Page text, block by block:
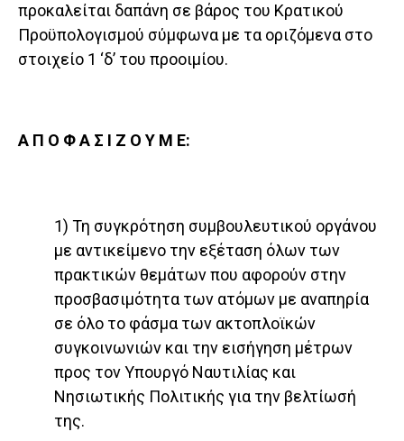
προκαλείται δαπάνη σε βάρος του Κρατικού
Προϋπολογισμού σύμφωνα με τα οριζόμενα στο
στοιχείο 1 ‘δ’ του προοιμίου.
Α Π Ο Φ Α Σ Ι Ζ Ο Υ Μ Ε:
1) Τη συγκρότηση συμβουλευτικού οργάνου
με αντικείμενο την εξέταση όλων των
πρακτικών θεμάτων που αφορούν στην
προσβασιμότητα των ατόμων με αναπηρία
σε όλο το φάσμα των ακτοπλοϊκών
συγκοινωνιών και την εισήγηση μέτρων
προς τον Υπουργό Ναυτιλίας και
Νησιωτικής Πολιτικής για την βελτίωσή
της.